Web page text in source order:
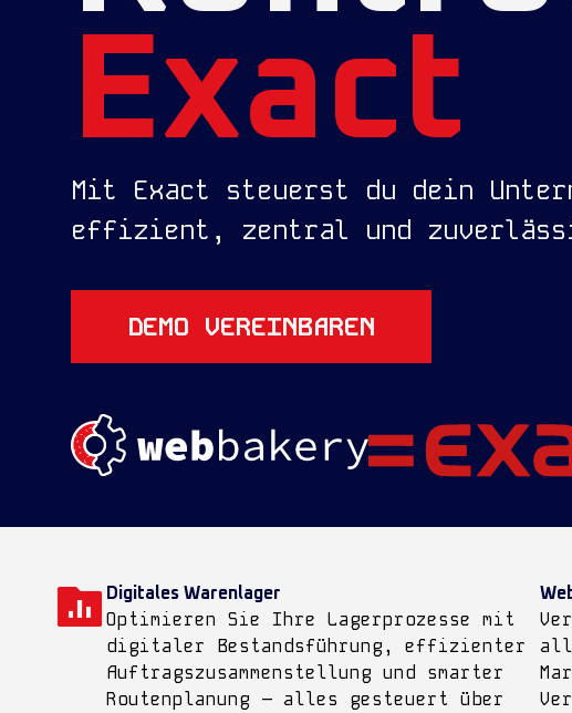
Exact
Mit Exact steuerst du dein
effizient, zentral und
DEMO VEREINBAREN
Digitales Warenlager
Optimieren Sie Ihre Lagerprozesse mit
digitaler Bestandsführung, effizienter
Auftragszusammenstellung und smarter
Routenplanung – alles gesteuert über